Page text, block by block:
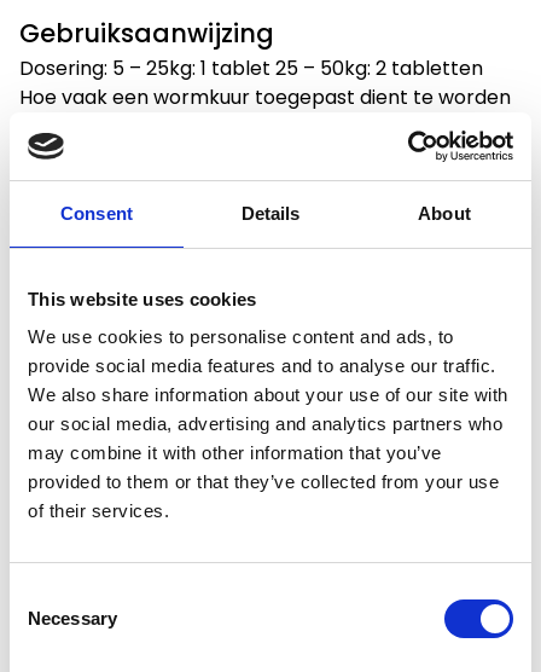
Consent Details About
This website uses cookies
We use cookies to personalise content and ads, to
provide social media features and to analyse our traffic.
We also share information about your use of our site with
our social media, advertising and analytics partners who
may combine it with other information that you’ve
provided to them or that they’ve collected from your use
of their services.
Selection
Necessary
Gebruiksaanwijzing
Dosering: 5 – 25kg: 1 tablet 25 – 50kg: 2 tabletten
Hoe vaak een wormkuur toegepast dient te worden
hangt af van o.a. de leeftijd en de omgeving van het
dier. Gemiddeld is dit 4x per jaar. Indien uw hond
meegaat op vakantie, is het verstandig navraag te
doen of voor het betreffende land een ander advies
geldt. Kijk voor een advies op maat of meer
www.beaphar.nl/wormen
Samenstelling
Ingrediënten : Milbemycine oxime 12.5mg,
Praziquantel 125mg.
Bijsluiter
Productspecificaties